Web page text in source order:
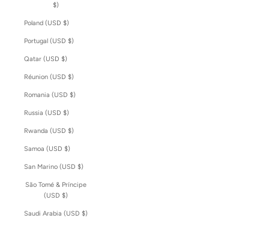
$)
Poland (USD $)
Portugal (USD $)
Qatar (USD $)
Réunion (USD $)
Romania (USD $)
Russia (USD $)
Rwanda (USD $)
Samoa (USD $)
San Marino (USD $)
São Tomé & Príncipe
(USD $)
Saudi Arabia (USD $)